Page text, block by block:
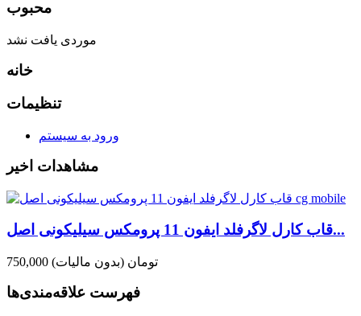
محبوب
موردی یافت نشد
خانه
تنظیمات
ورود به سیستم
مشاهدات اخیر
قاب کارل لاگرفلد ایفون 11 پرومکس سیلیکونی اصل...
750,000 تومان (بدون مالیات)
فهرست علاقه‌مندی‌ها